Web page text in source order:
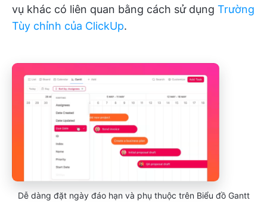
vụ khác có liên quan bằng cách sử dụng Trường
Tùy chỉnh của ClickUp.
Dễ dàng đặt ngày đáo hạn và phụ thuộc trên Biểu đồ Gantt